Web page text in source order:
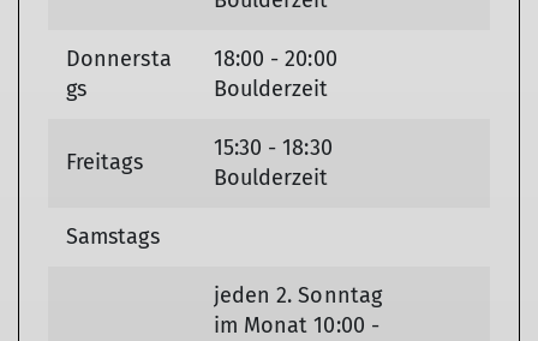
Donnersta
gs
18:00 - 20:00
Boulderzeit
Freitags
15:30 - 18:30
Boulderzeit
Samstags
jeden 2. Sonntag
im Monat 10:00 -